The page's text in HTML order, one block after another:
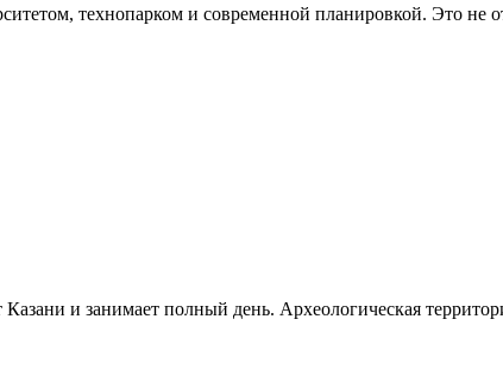
технопарком и современной планировкой. Это
Казани и занимает полный день. Археологическая